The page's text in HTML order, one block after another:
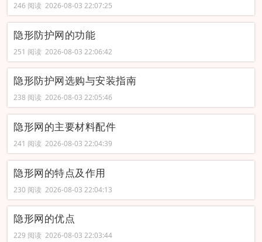
246 阅读 2026-08-03 22:07:25
隐形防护网的功能
251 阅读 2026-08-03 22:06:42
隐形防护网选购与安装指南
238 阅读 2026-08-03 22:05:46
隐形网的主要材料配件
241 阅读 2026-08-03 22:04:39
隐形网的特点及作用
230 阅读 2026-08-03 22:04:13
隐形网的优点
229 阅读 2026-08-03 22:03:44